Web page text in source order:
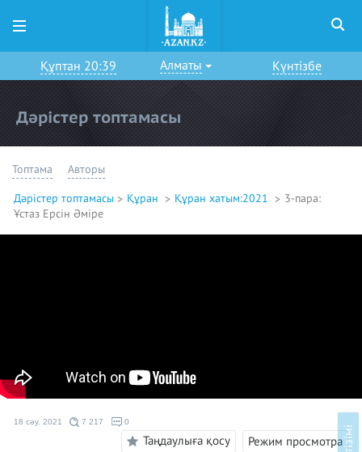
Құптан 20:39 Алматы Күнтізбе
Дәрістер топтамасы
Топтама Авторы
Дәрістер топтамасы Құран Құран хатым:2021
3-пара:
Ұстаз Ерсін Әміре
18 сәу. 2021 7 217 0
Таңдаулыға қосу Режим просмотра